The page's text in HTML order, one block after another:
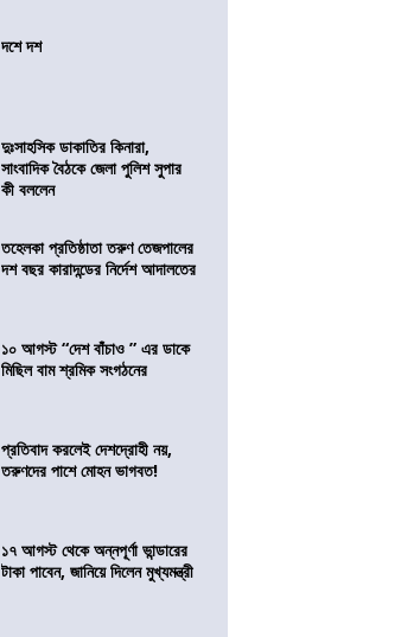
দশে দশ
দুঃসাহসিক ডাকাতির কিনারা,
সাংবাদিক বৈঠকে জেলা পুলিশ সুপার
কী বললেন
তহেলকা প্রতিষ্ঠাতা তরুণ তেজপালের
দশ বছর কারাদন্ডের নির্দেশ আদালতের
১০ আগস্ট “দেশ বাঁচাও ” এর ডাকে
মিছিল বাম শ্রমিক সংগঠনের
প্রতিবাদ করলেই দেশদ্রোহী নয়,
তরুণদের পাশে মোহন ভাগবত!
১৭ আগস্ট থেকে অন্নপূর্ণা ভান্ডারের
টাকা পাবেন, জানিয়ে দিলেন মুখ্যমন্ত্রী